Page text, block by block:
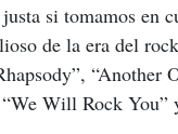
si tomamos en
de la era del
“Another
Will Rock You”